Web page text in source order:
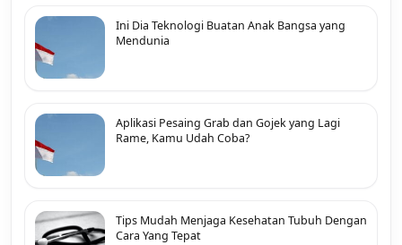
Ini Dia Teknologi Buatan Anak Bangsa yang
Mendunia
Aplikasi Pesaing Grab dan Gojek yang Lagi
Rame, Kamu Udah Coba?
Tips Mudah Menjaga Kesehatan Tubuh Dengan
Cara Yang Tepat